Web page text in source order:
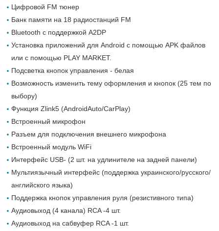
Цифровой FM тюнер
Банк памяти на 18 радиостанций FM
Вluetooth с поддержкой A2DP
Установка приложений для Android с помощью APK файлов
или с помощью PLAY MARKET.
Подсветка кнопок управления - белая
Возможность изменить тему оформления и кнопок (25 тем по
выбору)
Функция Zlink5 (AndroidAuto/CarPlay)
Встроенный микрофон
Разъем для подключения внешнего микрофона
Встроенный модуль WiFi
Интерфейс USB- (2 шт. на удлинителе на задней панели)
Мультиязычный интерфейс (поддержка украинского/русского/
английского языка)
Поддержка кнопок управления руля (резистивного типа)
Аудиовыход (4 канала) RCA -4 шт.
Аудиовыход на сабвуфер RCA -1 шт.